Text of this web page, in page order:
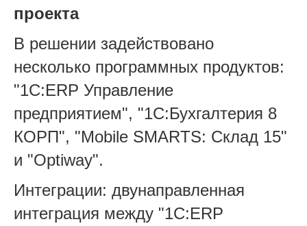
проекта
В решении задействовано
несколько программных продуктов:
"1С:ERP Управление
предприятием", "1С:Бухгалтерия 8
КОРП", "Mobile SMARTS: Склад 15"
и "Optiway".
Интеграции: двунаправленная
интеграция между "1С:ERP